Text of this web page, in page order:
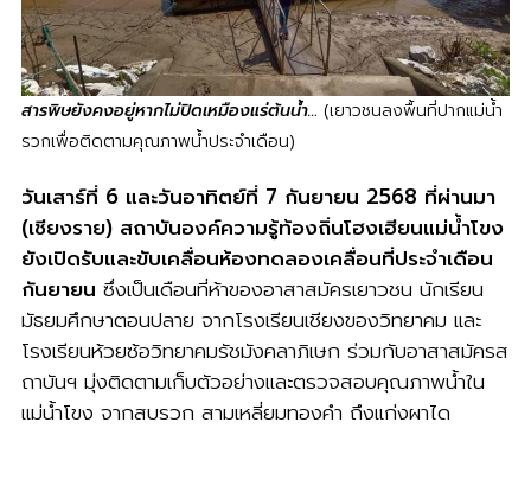
สารพิษยังคงอยู่หากไม่ปิดเหมืองแร่ต้นน้ำ… (เยาวชนลงพื้นที่ปากแม่น้ำ
รวกเพื่อติดตามคุณภาพน้ำประจำเดือน)
วันเสาร์ที่ 6 และวันอาทิตย์ที่ 7 กันยายน 2568 ที่ผ่านมา
(เชียงราย) สถาบันองค์ความรู้ท้องถิ่นโฮงเฮียนแม่น้ำโขง
ยังเปิดรับและขับเคลื่อนห้องทดลองเคลื่อนที่ประจำเดือน
กันยายน ซึ่งเป็นเดือนที่ห้าของอาสาสมัครเยาวชน นักเรียน
มัธยมศึกษาตอนปลาย จากโรงเรียนเชียงของวิทยาคม และ
โรงเรียนห้วยซ้อวิทยาคมรัชมังคลาภิเษก ร่วมกับอาสาสมัครส
ถาบันฯ มุ่งติดตามเก็บตัวอย่างและตรวจสอบคุณภาพน้ำใน
แม่น้ำโขง จากสบรวก สามเหลี่ยมทองคำ ถึงแก่งผาได